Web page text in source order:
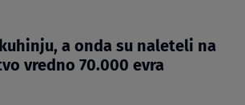
a onda su naleteli na
vredno 70.000 evra